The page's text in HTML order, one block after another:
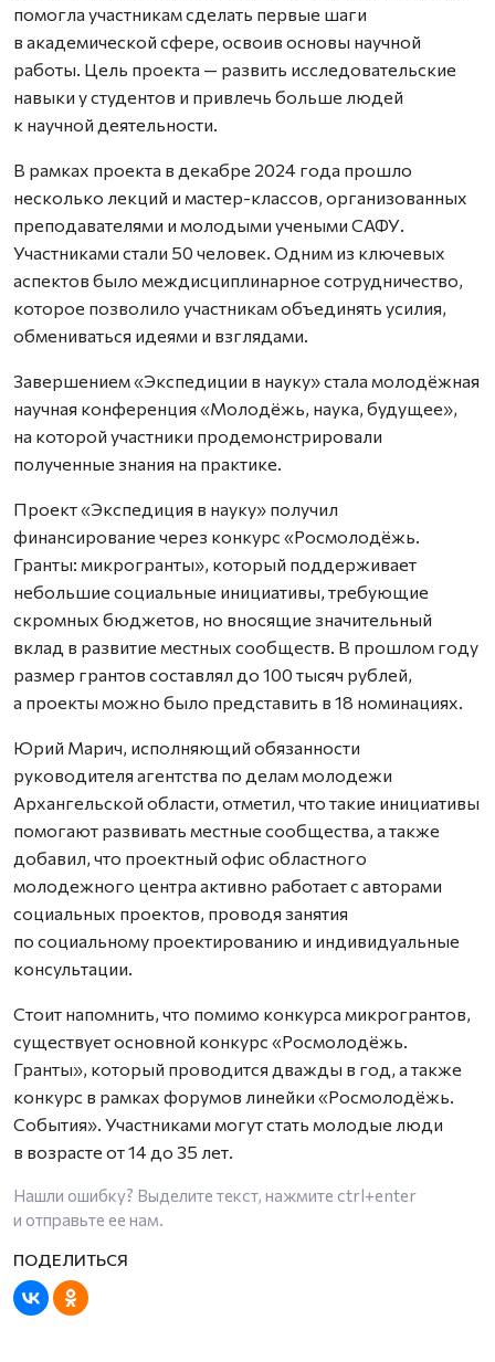
помогла участникам сделать первые шаги
в академической сфере, освоив основы научной
работы. Цель проекта — развить исследовательские
навыки у студентов и привлечь больше людей
к научной деятельности.
В рамках проекта в декабре 2024 года прошло
несколько лекций и мастер-классов, организованных
преподавателями и молодыми учеными САФУ.
Участниками стали 50 человек. Одним из ключевых
аспектов было междисциплинарное сотрудничество,
которое позволило участникам объединять усилия,
обмениваться идеями и взглядами.
Завершением «Экспедиции в науку» стала молодёжная
научная конференция «Молодёжь, наука, будущее»,
на которой участники продемонстрировали
полученные знания на практике.
Проект «Экспедиция в науку» получил
финансирование через конкурс «Росмолодёжь.
Гранты: микрогранты», который поддерживает
небольшие социальные инициативы, требующие
скромных бюджетов, но вносящие значительный
вклад в развитие местных сообществ. В прошлом году
размер грантов составлял до 100 тысяч рублей,
а проекты можно было представить в 18 номинациях.
Юрий Марич, исполняющий обязанности
руководителя агентства по делам молодежи
Архангельской области, отметил, что такие инициативы
помогают развивать местные сообщества, а также
добавил, что проектный офис областного
молодежного центра активно работает с авторами
социальных проектов, проводя занятия
по социальному проектированию и индивидуальные
консультации.
Стоит напомнить, что помимо конкурса микрогрантов,
существует основной конкурс «Росмолодёжь.
Гранты», который проводится дважды в год, а также
конкурс в рамках форумов линейки «Росмолодёжь.
События». Участниками могут стать молодые люди
в возрасте от 14 до 35 лет.
Нашли ошибку? Выделите текст, нажмите ctrl+enter
и отправьте ее нам.